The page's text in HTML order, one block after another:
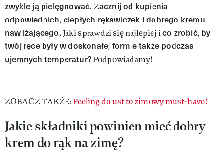
zwykle ją pielęgnować. Zacznij od kupienia
odpowiednich, ciepłych rękawiczek i dobrego kremu
nawilżającego. Jaki sprawdzi się najlepiej ico zrobić, by
twój ręce były w doskonałej formie także podczas
ujemnych temperatur?Podpowiadamy!
ZOBACZ TAKŻE:Peeling do ust to zimowy must-have!
Jakie składniki powinien mieć dobry
krem do rąk na zimę?